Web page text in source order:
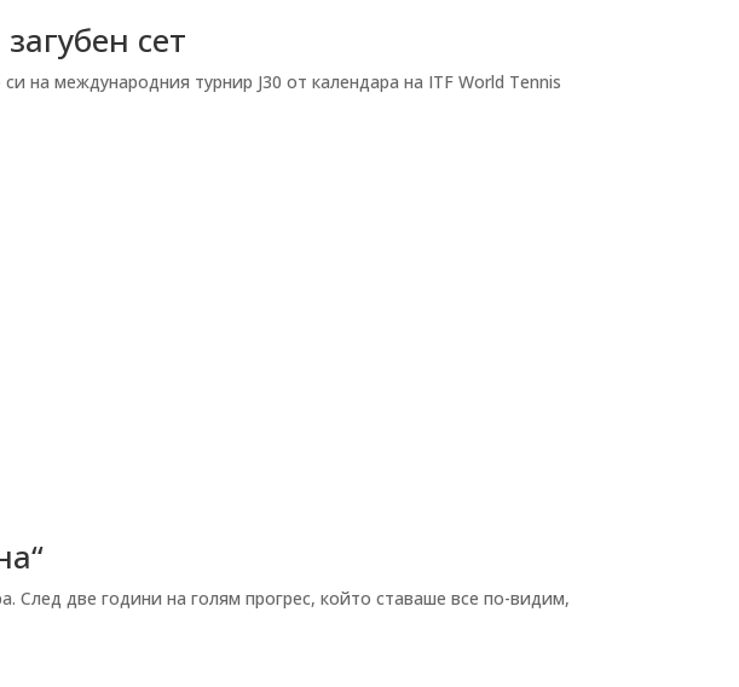
сет
на международния турнир J30 от календара на ITF World Tennis
След две години на голям прогрес, който ставаше все по-видим,